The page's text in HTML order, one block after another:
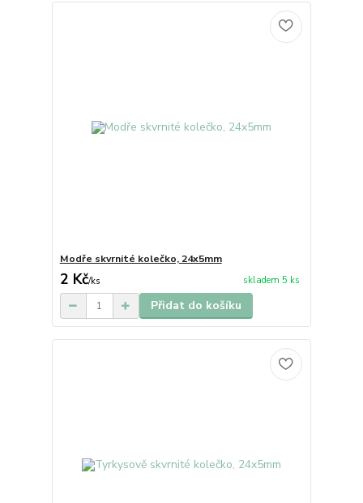
Modře skvrnité kolečko, 24x5mm
2 Kč/ks skladem 5 ks
Přidat do košíku